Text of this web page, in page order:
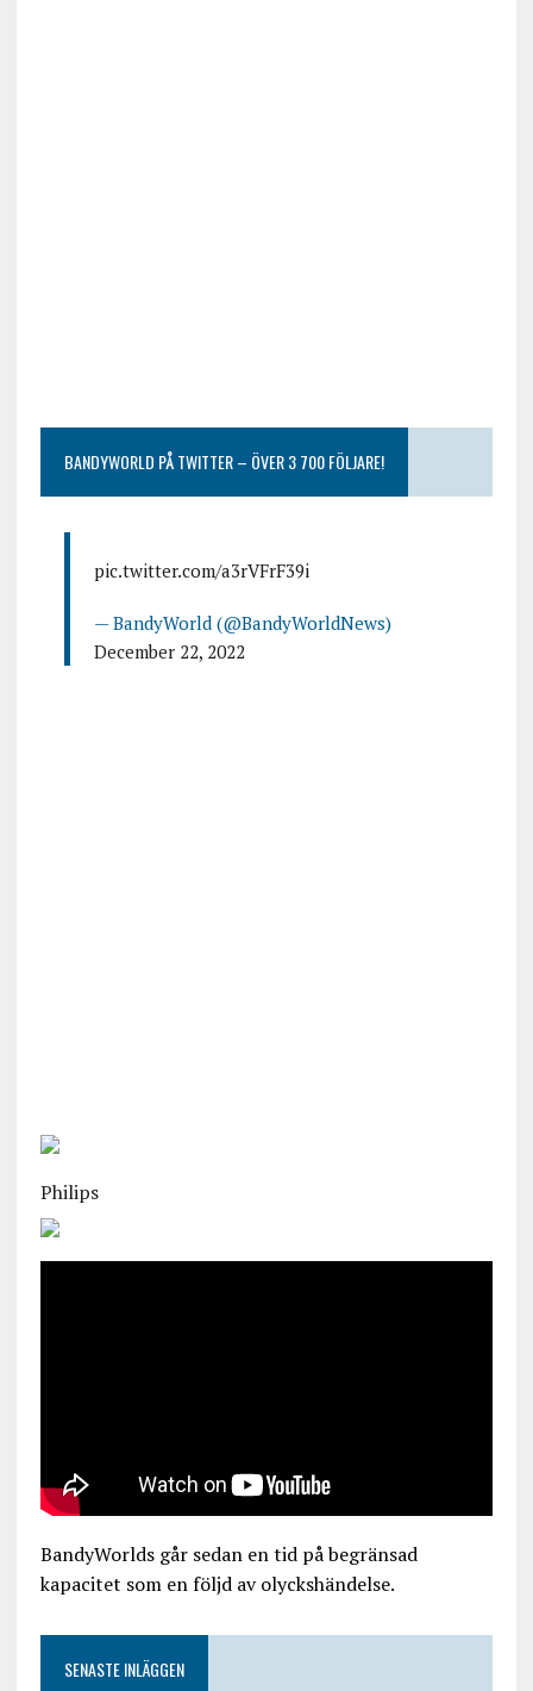
BANDYWORLD PÅ TWITTER – ÖVER 3 700 FÖLJARE!
pic.twitter.com/a3rVFrF39i
— BandyWorld (@BandyWorldNews)
December 22, 2022
Philips
BandyWorlds går sedan en tid på begränsad
kapacitet som en följd av olyckshändelse.
SENASTE INLÄGGEN